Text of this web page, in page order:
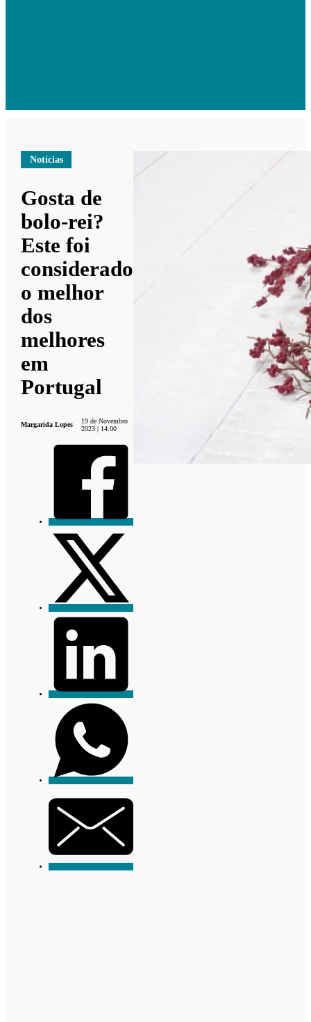
Notícias
Gosta de
bolo-rei?
Este foi
considerado
o melhor
dos
melhores
em
Portugal
Margarida Lopes
19 de Novembro
2023 | 14:00